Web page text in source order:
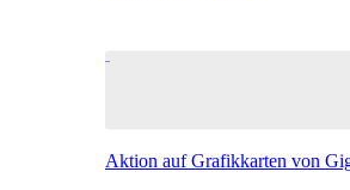
Aktion auf Grafikkarten von